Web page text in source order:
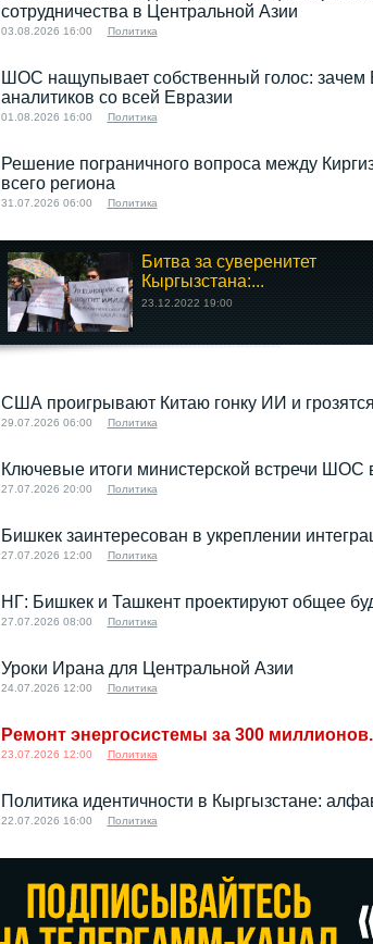
сотрудничества в Центральной Азии
03.08.2026 16:00 Политика
ШОС нащупывает собственный голос: зачем
аналитиков со всей Евразии
01.08.2026 16:00 Политика
Решение пограничного вопроса между
всего региона
31.07.2026 06:00 Политика
Битва за суверенитет
Кыргызстана:...
23.12.2022 19:00
США проигрывают Китаю гонку ИИ и
29.07.2026 06:00 Политика
Ключевые итоги министерской встречи ШОС
27.07.2026 20:00 Политика
Бишкек заинтересован в укреплении
27.07.2026 12:00 Политика
НГ: Бишкек и Ташкент проектируют общее
27.07.2026 08:00 Политика
Уроки Ирана для Центральной Азии
24.07.2026 12:00 Политика
Ремонт энергосистемы за 300
23.07.2026 12:00 Политика
Политика идентичности в Кыргызстане:
22.07.2026 16:00 Политика